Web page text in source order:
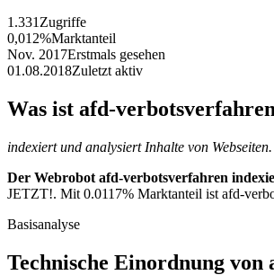
1.331 Zugriffe
0,012%Marktanteil
Nov. 2017Erstmals gesehen
01.08.2018Zuletzt aktiv
Was ist afd-
indexiert und analysiert Inhalte von Webseiten.
Der Webrobot afd-verbotsverfahren
JETZT!. Mit 0.0117% Marktanteil ist afd-
Basisanalyse
Technische Einordnung